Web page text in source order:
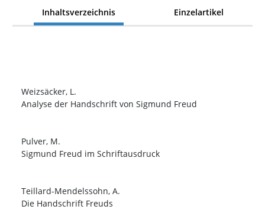
Inhaltsverzeichnis Einzelartikel
Weizsäcker, L.
Analyse der Handschrift von Sigmund Freud
Pulver, M.
Sigmund Freud im Schriftausdruck
Teillard-Mendelssohn, A.
Die Handschrift Freuds